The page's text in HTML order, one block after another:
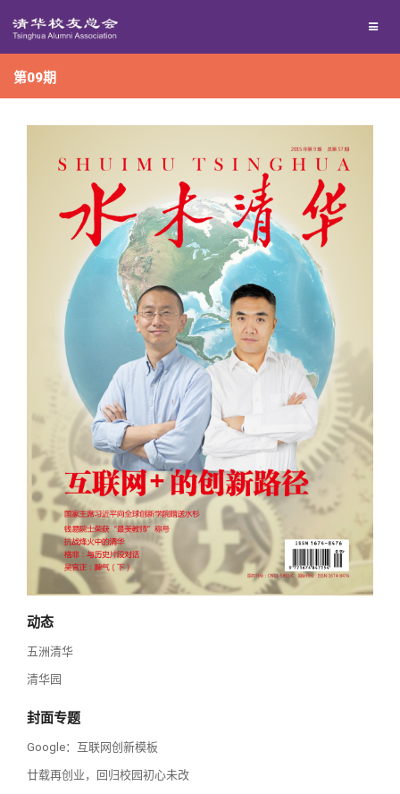
清华人物
清华故事
青春风采
校友文苑
校友讲坛
校友视界
终身学习
信息化服务
三创大赛
实用信息
校友总会
总会简介
会长致辞
总会章程
理事会名单
制度法规
联系我们
关闭
第09期
动态
五洲清华
清华园
封面专题
Google：互联网创新模板
廿载再创业，回归校园初心未改